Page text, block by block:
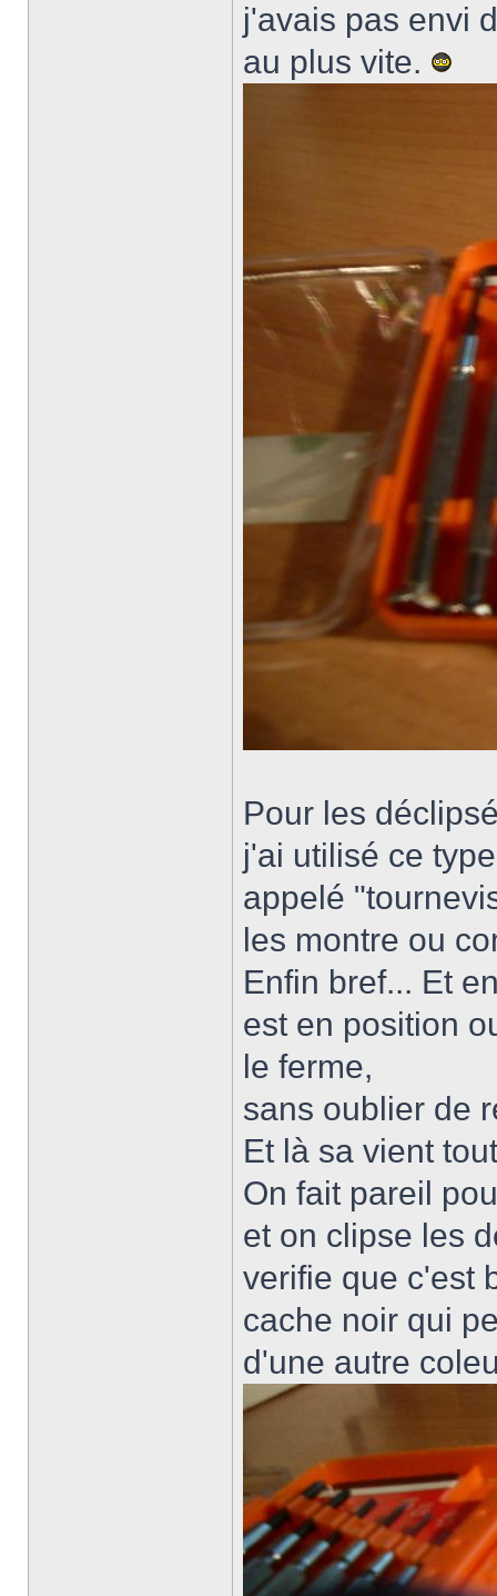
j'avais pas envi
au plus vite.
Pour les
j'ai utilisé ce
appelé
les montre ou
Enfin bref... Et
est en position
le ferme,
sans oublier de
Et là sa vient
On fait pareil
et on clipse les
verifie que c'est
cache noir qui
d'une autre